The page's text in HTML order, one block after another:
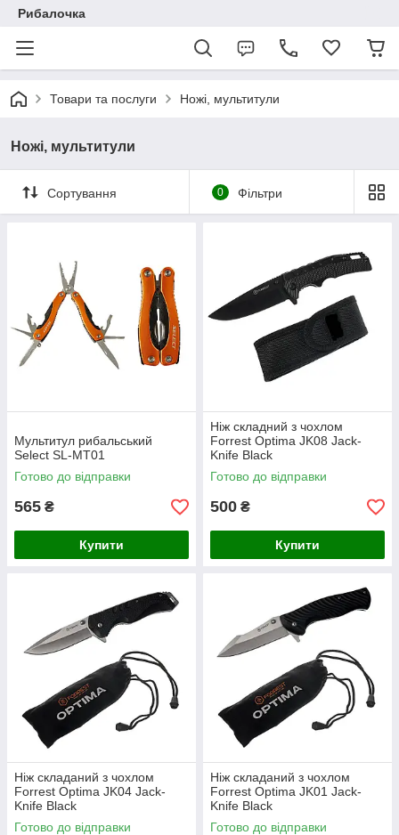
Рибалочка
Товари та послуги Ножі, мультитули
Ножі, мультитули
Сортування 0 Фільтри
Мультитул рибальський
Select SL-MT01
Готово до відправки
565 ₴
Купити
Ніж складний з чохлом
Forrest Optima JK08 Jack-
Knife Black
Готово до відправки
500 ₴
Купити
Ніж складаний з чохлом
Forrest Optima JK04 Jack-
Knife Black
Готово до відправки
Ніж складаний з чохлом
Forrest Optima JK01 Jack-
Knife Black
Готово до відправки